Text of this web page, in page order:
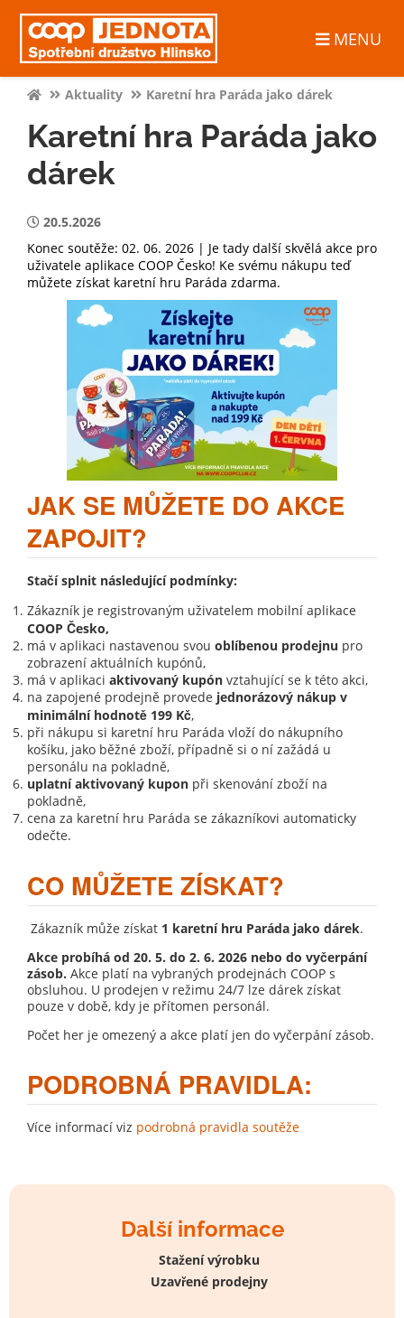
MENU
Další informace
Stažení výrobku
Uzavřené prodejny
Aktuality Karetní hra Paráda jako dárek
Karetní hra Paráda jako
dárek
20.5.2026
Konec soutěže: 02. 06. 2026 | Je tady další skvělá akce pro
uživatele aplikace COOP Česko! Ke svému nákupu teď
můžete získat karetní hru Paráda zdarma.
JAK SE MŮŽETE DO AKCE
ZAPOJIT?
Stačí splnit následující podmínky:
Zákazník je registrovaným uživatelem mobilní aplikace
COOP Česko,
má v aplikaci nastavenou svou oblíbenou prodejnu pro
zobrazení aktuálních kupónů,
má v aplikaci aktivovaný kupón vztahující se k této akci,
na zapojené prodejně provede jednorázový nákup v
minimální hodnotě 199 Kč,
při nákupu si karetní hru Paráda vloží do nákupního
košíku, jako běžné zboží, případně si o ní zažádá u
personálu na pokladně,
uplatní aktivovaný kupon při skenování zboží na
pokladně,
cena za karetní hru Paráda se zákazníkovi automaticky
odečte.
CO MŮŽETE ZÍSKAT?
Zákazník může získat 1 karetní hru Paráda jako dárek.
Akce probíhá od 20. 5. do 2. 6. 2026 nebo do vyčerpání
zásob. Akce platí na vybraných prodejnách COOP s
obsluhou. U prodejen v režimu 24/7 lze dárek získat
pouze v době, kdy je přítomen personál.
Počet her je omezený a akce platí jen do vyčerpání zásob.
PODROBNÁ PRAVIDLA:
Více informací viz podrobná pravidla soutěže